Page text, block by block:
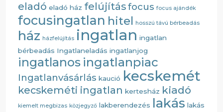
eladó eladó ház felújításfocus focus ajándék
focusingatlan hitel hosszú távú bérbeadás
ház házfelújítás ingatlan ingatlan
bérbeadás Ingatlaneladás ingatlanjog
ingatlanos ingatlanpiac
Ingatlanvásárlás kaució kecskemét
kecskeméti ingatlan kertesház kiadó
kiemelt megbizas közjegyző lakberendezés lakás lakás